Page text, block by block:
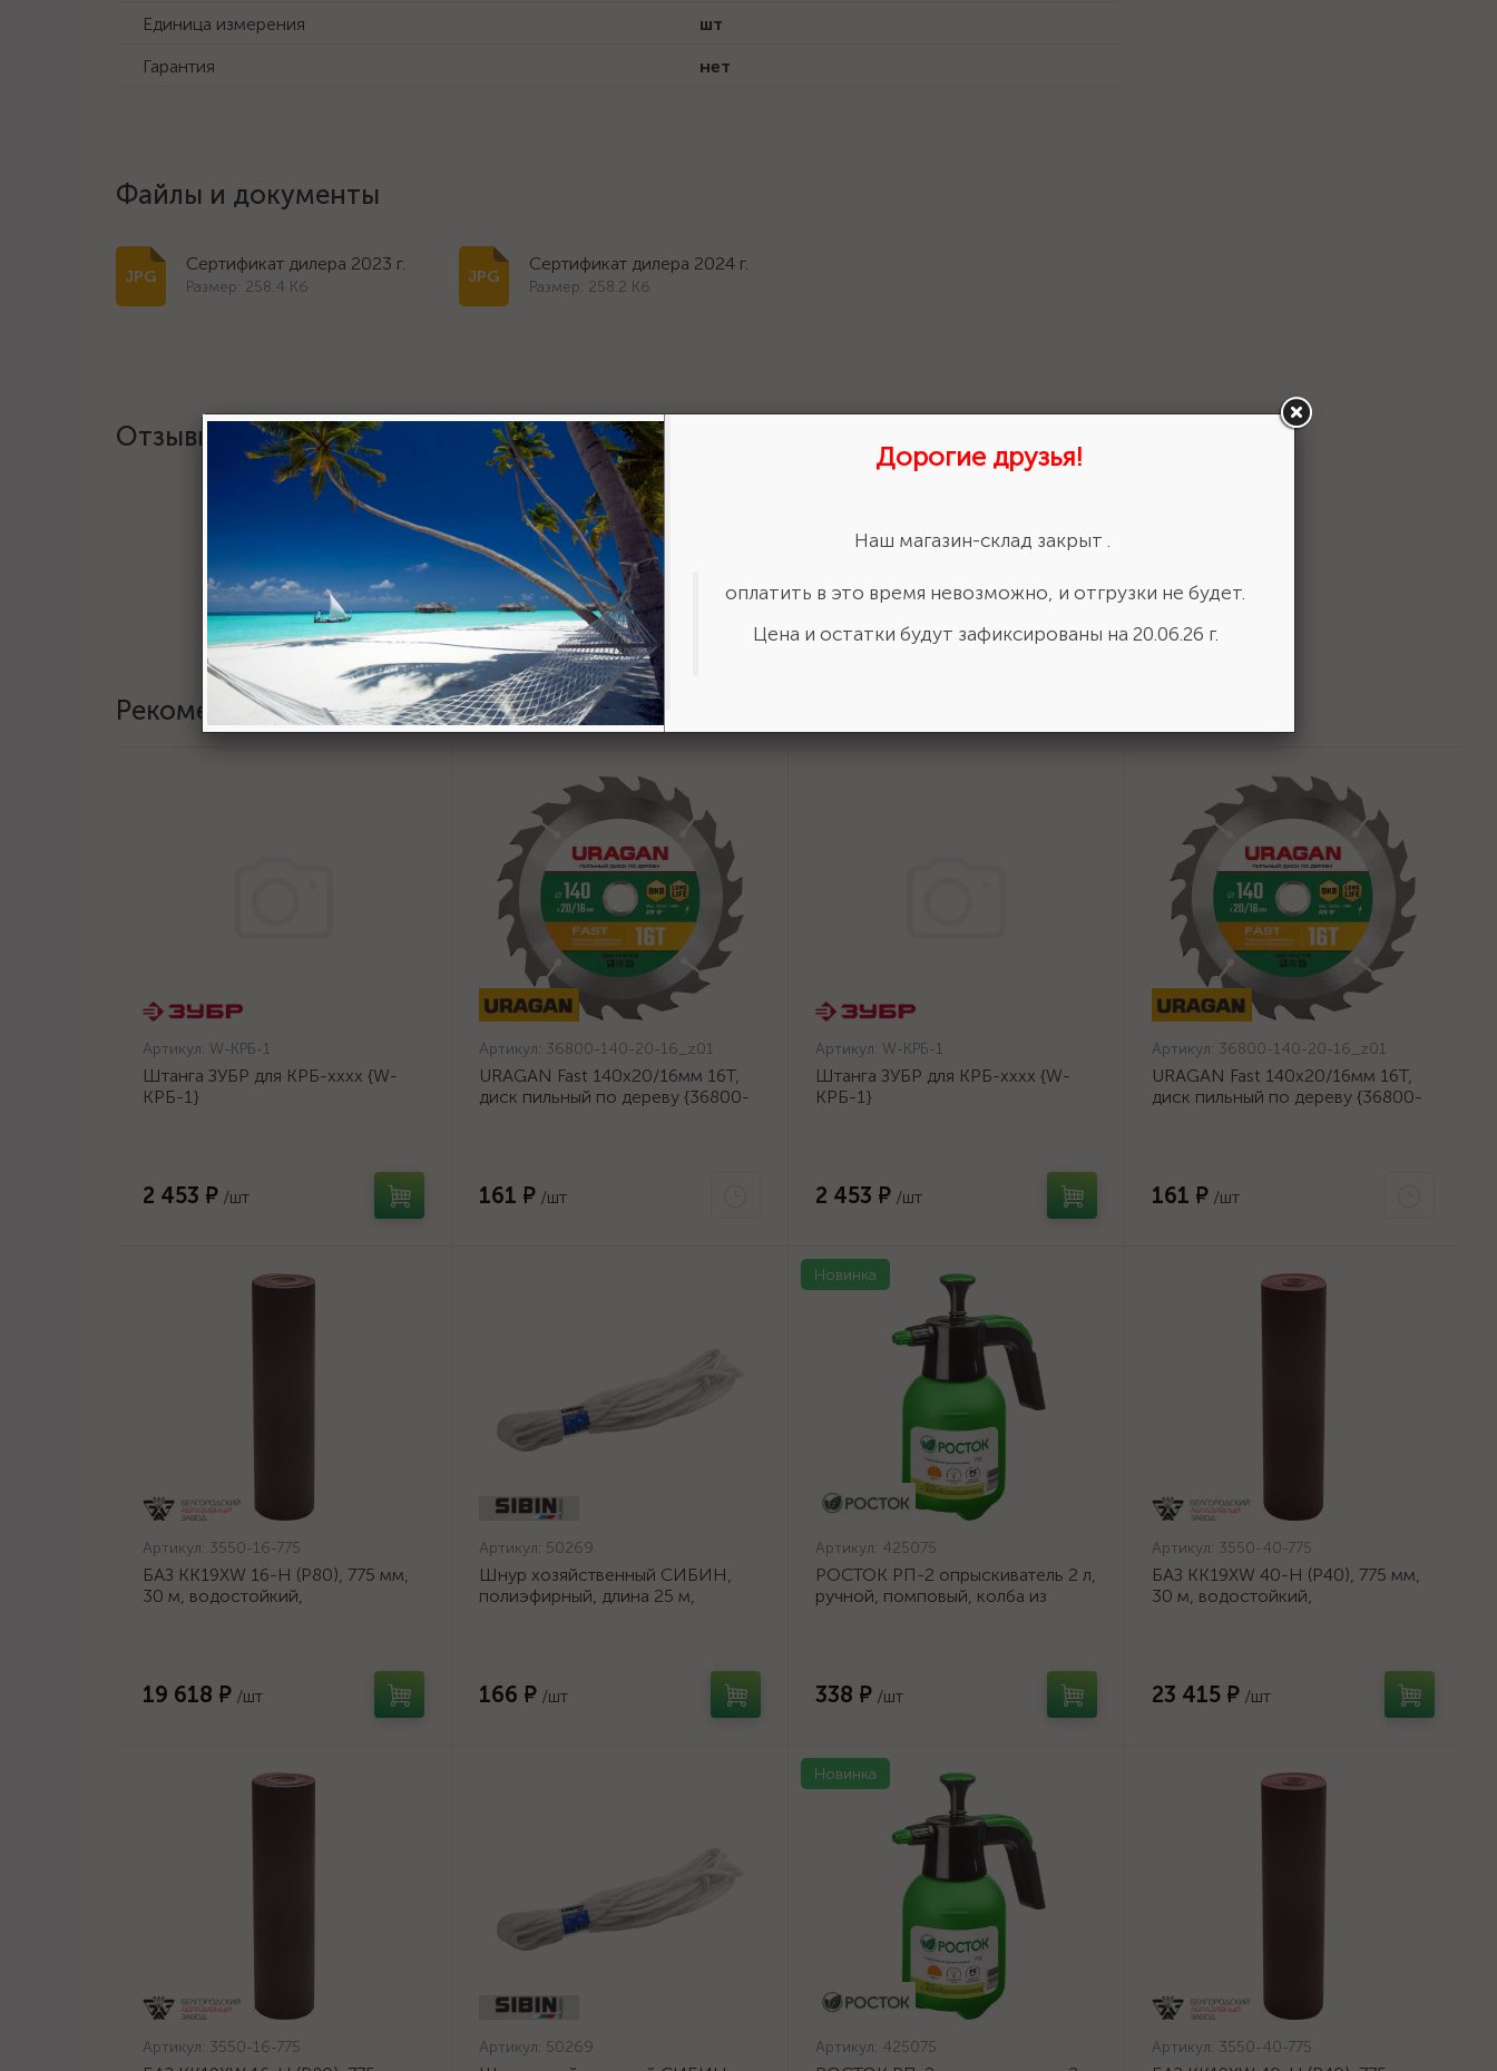
Единица измерения
шт
Гарантия
нет
Файлы и документы
Сертификат дилера 2023 г.
Размер: 258.4 Кб
Сертификат дилера 2024 г.
Размер: 258.2 Кб
Отзывы
Хотите оставить отзыв?
Поставьте свою оценку!
Сделайте выбор!
Рекомендации
Артикул: W-КРБ-1
Штанга ЗУБР для КРБ-хххх {W-
КРБ-1}
2 453 ₽ /шт
Артикул: 36800-140-20-16_z01
URAGAN Fast 140x20/16мм 16Т,
диск пильный по дереву {36800-
161 ₽ /шт
Артикул: W-КРБ-1
Штанга ЗУБР для КРБ-хххх {W-
КРБ-1}
2 453 ₽ /шт
Артикул: 36800-140-20-16_z01
URAGAN Fast 140x20/16мм 16Т,
диск пильный по дереву {36800-
161 ₽ /шт
Артикул: 3550-16-775
БАЗ KK19XW 16-H (Р80), 775 мм,
30 м, водостойкий,
19 618 ₽ /шт
Артикул: 50269
Шнур хозяйственный СИБИН,
полиэфирный, длина 25 м,
166 ₽ /шт
Новинка
Артикул: 425075
РОСТОК РП-2 опрыскиватель 2 л,
ручной, помповый, колба из
338 ₽ /шт
Артикул: 3550-40-775
БАЗ KK19XW 40-H (Р40), 775 мм,
30 м, водостойкий,
23 415 ₽ /шт
Артикул: 3550-16-775 Артикул: 50269
Новинка
Артикул: 425075 Артикул: 3550-40-775
Дорогие друзья!
Наш магазин-склад закрыт .
оплатить в это время невозможно, и отгрузки не будет.
Цена и остатки будут зафиксированы на 20.06.26 г.